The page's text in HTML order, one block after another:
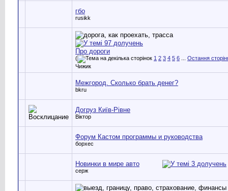
гбо
rusikk
Про дороги
( 1 2 3 4 5 6
Остання
Чижик
Межгород. Сколько брать денег?
bkru
Догруз Київ-Рівне
Віктор
Форум Кастом программы и руководства
борхес
Новинки в мире авто
серж